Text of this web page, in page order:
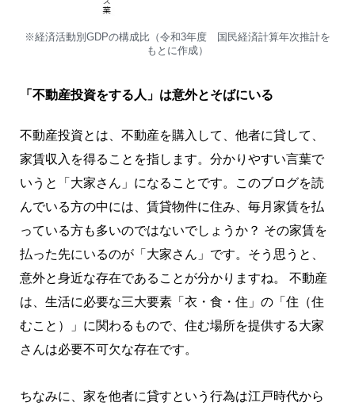
※経済活動別GDPの構成比（令和3年度 国民経済計算年次推計を
もとに作成）
「不動産投資をする人」は意外とそばにいる
不動産投資とは、不動産を購入して、他者に貸して、
家賃収入を得ることを指します。分かりやすい言葉で
いうと「大家さん」になることです。このブログを読
んでいる方の中には、賃貸物件に住み、毎月家賃を払
っている方も多いのではないでしょうか？ その家賃を
払った先にいるのが「大家さん」です。そう思うと、
意外と身近な存在であることが分かりますね。 不動産
は、生活に必要な三大要素「衣・食・住」の「住（住
むこと）」に関わるもので、住む場所を提供する大家
さんは必要不可欠な存在です。
ちなみに、家を他者に貸すという行為は江戸時代から